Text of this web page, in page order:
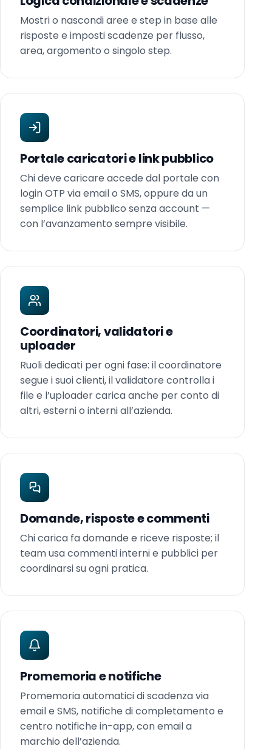
Mostri o nascondi aree e step in base alle
risposte e imposti scadenze per flusso,
area, argomento o singolo step.
Portale caricatori e link pubblico
Chi deve caricare accede dal portale con
login OTP via email o SMS, oppure da un
semplice link pubblico senza account —
con l’avanzamento sempre visibile.
Coordinatori, validatori e
uploader
Ruoli dedicati per ogni fase: il coordinatore
segue i suoi clienti, il validatore controlla i
file e l’uploader carica anche per conto di
altri, esterni o interni all’azienda.
Domande, risposte e commenti
Chi carica fa domande e riceve risposte; il
team usa commenti interni e pubblici per
coordinarsi su ogni pratica.
Promemoria e notifiche
Promemoria automatici di scadenza via
email e SMS, notifiche di completamento e
centro notifiche in-app, con email a
marchio dell’azienda.